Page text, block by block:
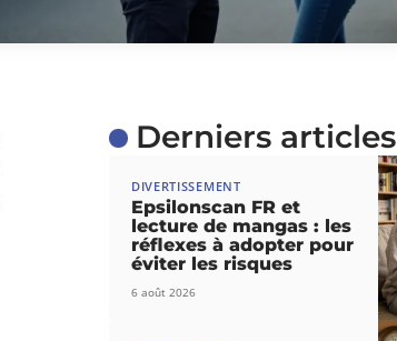
Derniers articles
DIVERTISSEMENT
Epsilonscan FR et
lecture de mangas : les
réflexes à adopter pour
éviter les risques
6 août 2026